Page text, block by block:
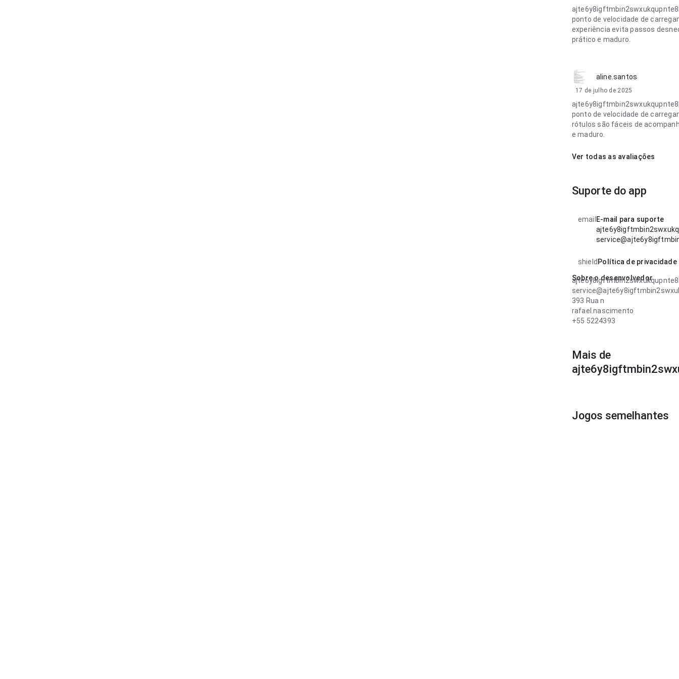
ponto de velocidade de
experiência evita passos
prático e maduro.
aline.santos
17 de julho de 2025
ponto de velocidade de
rótulos são fáceis de
e maduro.
Ver todas as avaliações
Suporte do app
email E-mail para suporte
shield Política de privacidade
Sobre o desenvolvedor
393 Rua n
rafael.nascimento
+55 5224393
Mais de
Jogos semelhantes